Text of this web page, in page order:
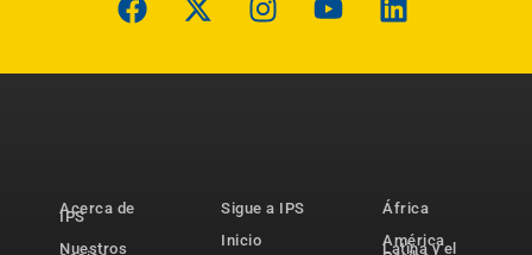
Acerca de
IPS
Nuestros
Sigue a IPS
Inicio
África
América
Latina y el